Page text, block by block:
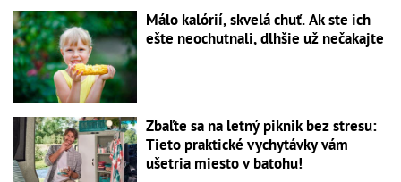
Málo kalórií, skvelá chuť. Ak ste ich
ešte neochutnali, dlhšie už nečakajte
Zbaľte sa na letný piknik bez stresu:
Tieto praktické vychytávky vám
ušetria miesto v batohu!